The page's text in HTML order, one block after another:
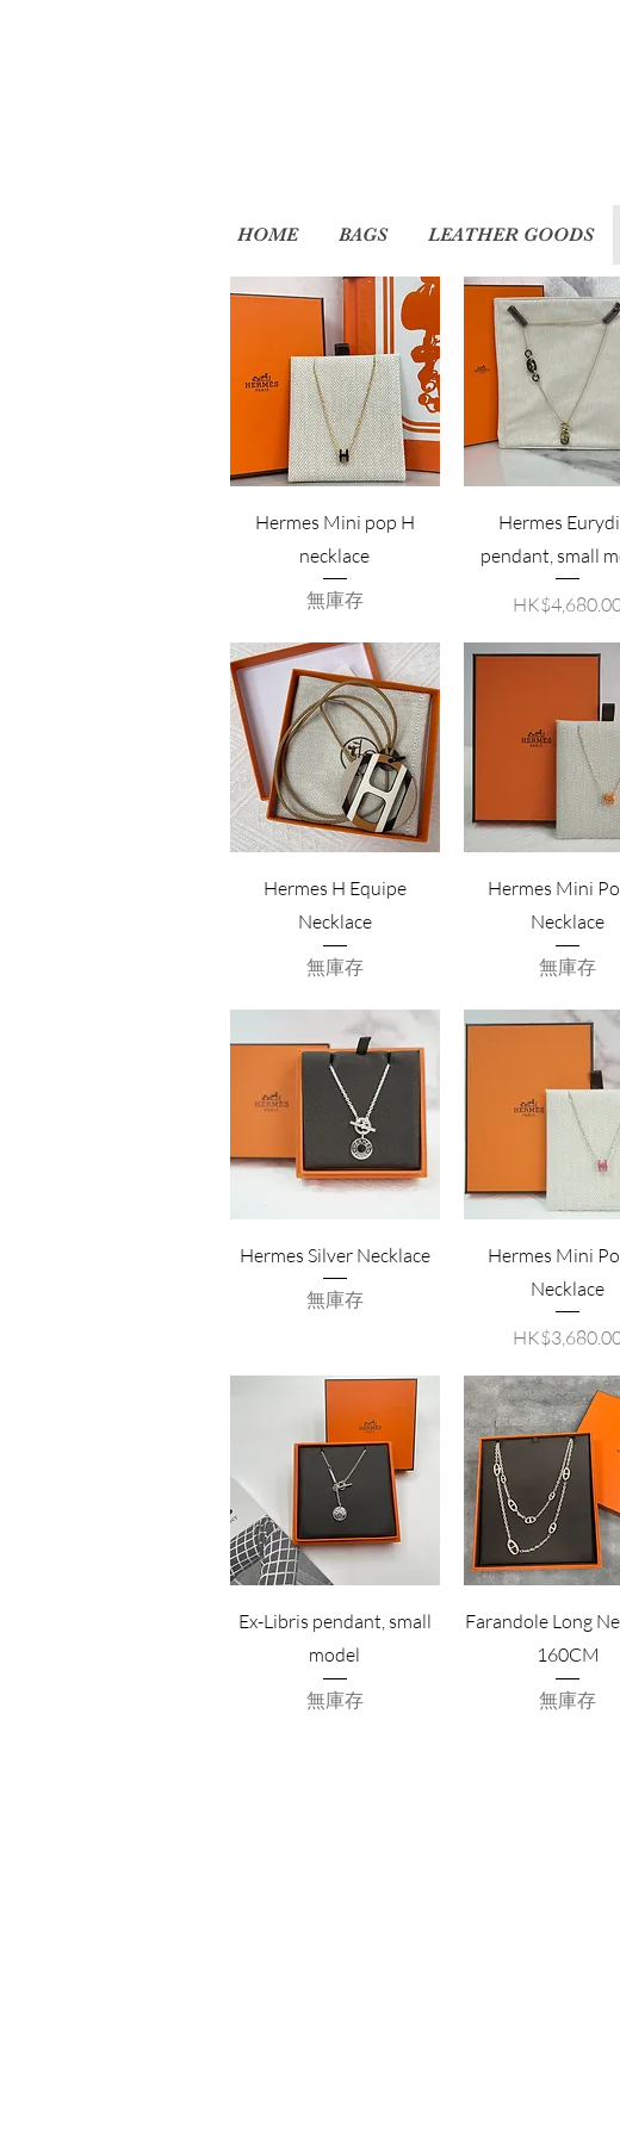
HOME BAGS LEATHER GOODS
Hermes Mini pop H
necklace
無庫存
Hermes
pendant, small
價格
Hermes H Equipe
Necklace
無庫存
Hermes Mini
Necklace
無庫存
Hermes Silver Necklace
無庫存
Hermes Mini
Necklace
價格
Ex-Libris pendant, small
model
無庫存
Farandole Long
160CM
無庫存